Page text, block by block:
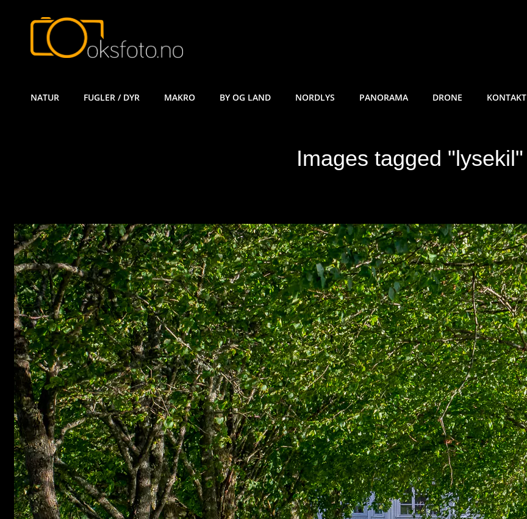
NATUR FUGLER / DYR MAKRO BY OG LAND NORDLYS PANORAMA DRONE KONTAKT
Images tagged "lysekil"